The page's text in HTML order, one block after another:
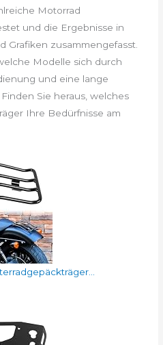
Motorrad
und die Ergebnisse in
Grafiken zusammengefasst.
Modelle sich durch
und eine lange
Sie heraus, welches
Ihre Bedürfnisse am